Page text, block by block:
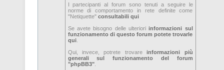
I partecipanti al forum sono tenuti a seguire le
norme di comportamento in rete definite come
"Netiquette" consultabili qui
Se avete bisogno delle ulterioriinformazioni sul
funzionamento di questo forum potete trovarle
qui.
Qui, invece, potrete trovareinformazioni più
generali sul funzionamento del forum
"phpBB3".